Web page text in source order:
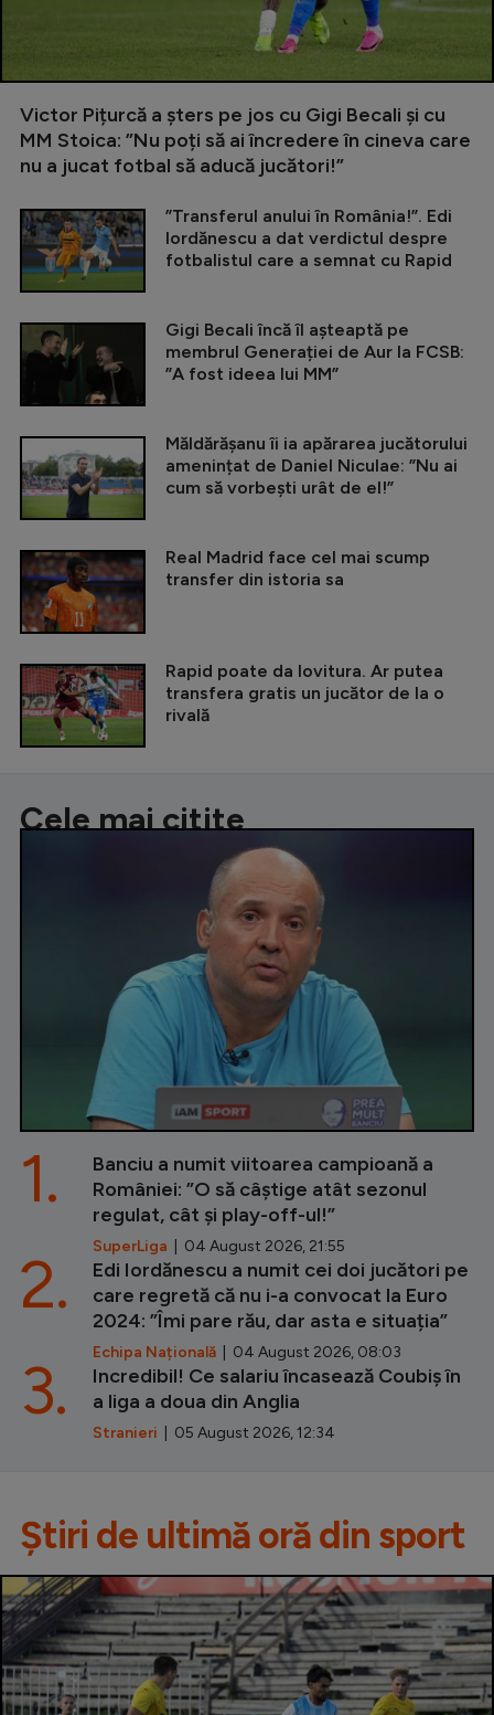
Victor Pițurcă a șters pe jos cu Gigi Becali și cu
MM Stoica: ”Nu poți să ai încredere în cineva care
nu a jucat fotbal să aducă jucători!”
”Transferul anului în România!”. Edi
Iordănescu a dat verdictul despre
fotbalistul care a semnat cu Rapid
Gigi Becali încă îl așteaptă pe
membrul Generației de Aur la FCSB:
”A fost ideea lui MM”
Măldărășanu îi ia apărarea jucătorului
amenințat de Daniel Niculae: ”Nu ai
cum să vorbești urât de el!”
Real Madrid face cel mai scump
transfer din istoria sa
Rapid poate da lovitura. Ar putea
transfera gratis un jucător de la o
rivală
Cele mai citite
Banciu a numit viitoarea campioană a
României: ”O să câștige atât sezonul
regulat, cât și play-off-ul!”
SuperLiga | 04 August 2026, 21:55
1.
Edi Iordănescu a numit cei doi jucători pe
care regretă că nu i-a convocat la Euro
2024: ”Îmi pare rău, dar asta e situația”
Echipa Națională | 04 August 2026, 08:03
2.
Incredibil! Ce salariu încasează Coubiș în
a liga a doua din Anglia
Stranieri | 05 August 2026, 12:34
3.
Știri de ultimă oră din sport